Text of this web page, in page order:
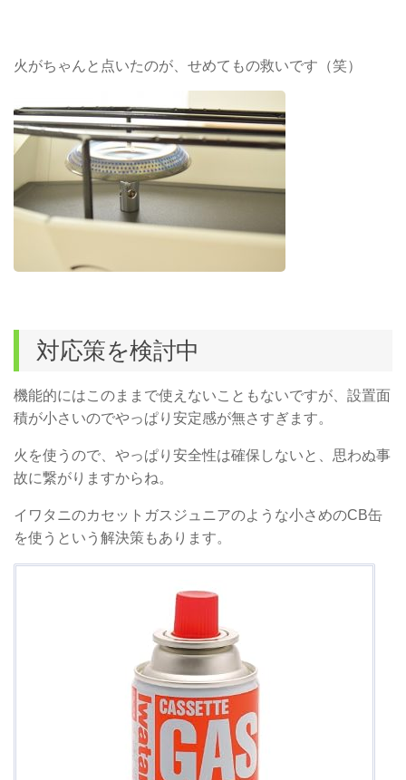
火がちゃんと点いたのが、せめてもの救いです（笑）
対応策を検討中
機能的にはこのままで使えないこともないですが、設置面
積が小さいのでやっぱり安定感が無さすぎます。
火を使うので、やっぱり安全性は確保しないと、思わぬ事
故に繋がりますからね。
イワタニのカセットガスジュニアのような小さめのCB缶
を使うという解決策もあります。